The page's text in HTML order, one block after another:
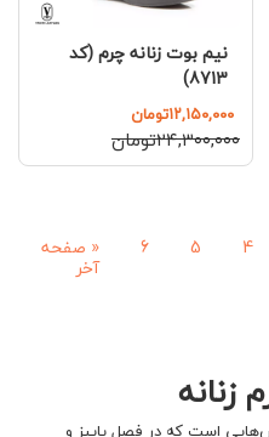
نیم بوت زنانه چرم (کد
8713)
۱۲,۱۵۰,۰۰۰تومان
۲۴,۳۰۰,۰۰۰تومان
4
5
6
« صفحه
آخر
است که در فصل پاییز و